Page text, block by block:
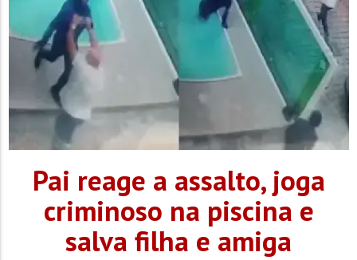
Pai reage a assalto, joga
criminoso na piscina e
salva filha e amiga